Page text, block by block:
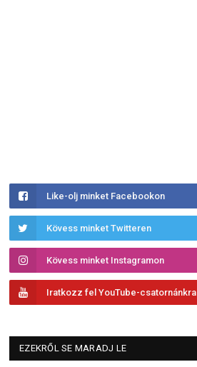
Like-olj minket Facebookon
Kövess minket Twitteren
Kövess minket Instagramon
Iratkozz fel YouTube-csatornánkra
EZEKRŐL SE MARADJ LE